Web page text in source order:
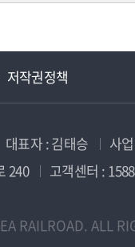
저작권정책
대표자 : 김태승 사
240
고객센터 :
RAILROAD. ALL